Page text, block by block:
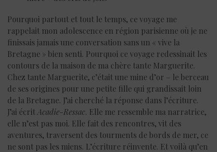
Pourquoi partout et tout le temps, ce voyage me
rappelait mon adolescence en région parisienne où je ne
finissais jamais une conversation sans un « vive la
Bretagne » bien senti. Pourquoi ce voyage redessinait les
contours de la maison de ma chère tante Marguerite.
Chez tante Marguerite, c’était une mine d’or – le berceau
de ses origines pour une petite fille qui grandissait loin
de la Bretagne. J’ai cherché la réponse dans l’écriture.
J’ai écrit Acadie-Ressac. Elle me ressemble ma narratrice,
elle n’est pas moi. Elle fait des rencontres, vit des
aventures, traversent des tourments de bords de mer, ce
ne sont pas les miens. L’écriture réinvente. Et voilà qu’en